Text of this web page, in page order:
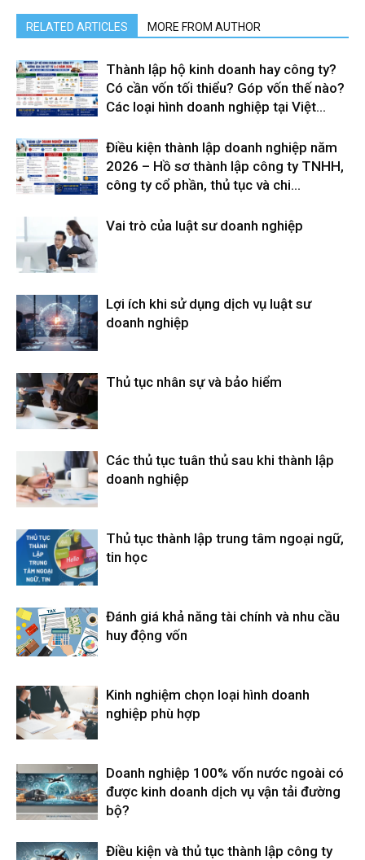
RELATED ARTICLES MORE FROM AUTHOR
Thành lập hộ kinh doanh hay công ty?
Có cần vốn tối thiểu? Góp vốn thế nào?
Các loại hình doanh nghiệp tại Việt...
Điều kiện thành lập doanh nghiệp năm
2026 – Hồ sơ thành lập công ty TNHH,
công ty cổ phần, thủ tục và chi...
Vai trò của luật sư doanh nghiệp
Lợi ích khi sử dụng dịch vụ luật sư
doanh nghiệp
Thủ tục nhân sự và bảo hiểm
Các thủ tục tuân thủ sau khi thành lập
doanh nghiệp
Thủ tục thành lập trung tâm ngoại ngữ,
tin học
Đánh giá khả năng tài chính và nhu cầu
huy động vốn
Kinh nghiệm chọn loại hình doanh
nghiệp phù hợp
Doanh nghiệp 100% vốn nước ngoài có
được kinh doanh dịch vụ vận tải đường
bộ?
Điều kiện và thủ tục thành lập công ty